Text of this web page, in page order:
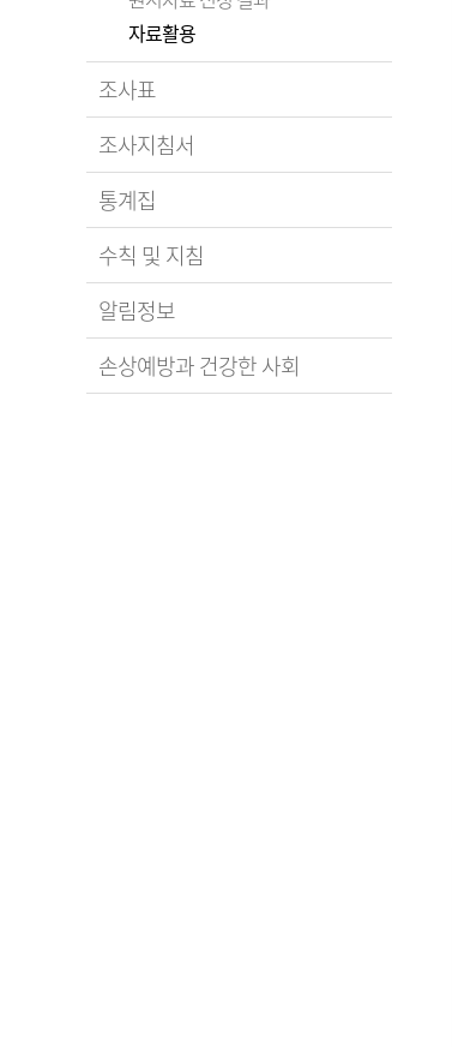
자료활용
조사표
조사지침서
통계집
수칙 및 지침
알림정보
손상예방과 건강한 사회